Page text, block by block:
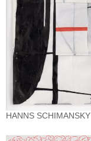
HANNS SCHIMANSKY